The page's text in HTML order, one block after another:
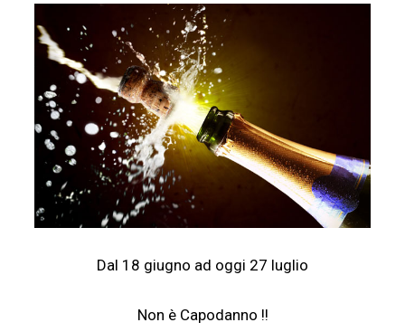
Dal 18 giugno ad oggi 27 luglio
Non è Capodanno !!